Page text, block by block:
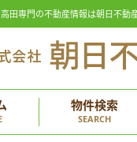
田専門の不動産情報は朝日不動
物件検索
SEARCH